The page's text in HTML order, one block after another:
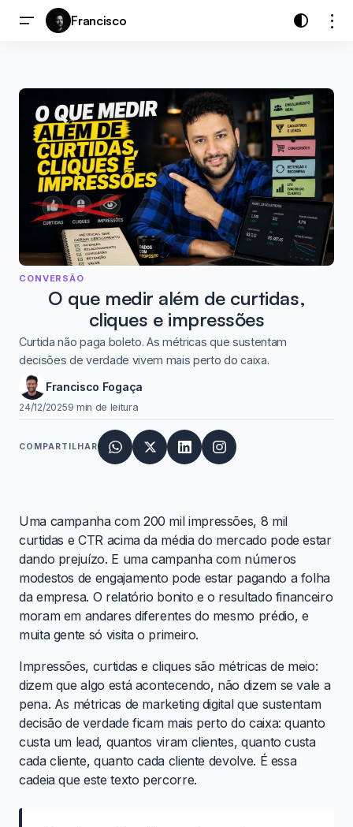
Francisco
CONVERSÃO
O que medir além de curtidas,
cliques e impressões
Curtida não paga boleto. As métricas que sustentam
decisões de verdade vivem mais perto do caixa.
Francisco Fogaça
24/12/20259 min de leitura
COMPARTILHAR
Uma campanha com 200 mil impressões, 8 mil
curtidas e CTR acima da média do mercado pode estar
dando prejuízo. E uma campanha com números
modestos de engajamento pode estar pagando a folha
da empresa. O relatório bonito e o resultado financeiro
moram em andares diferentes do mesmo prédio, e
muita gente só visita o primeiro.
Impressões, curtidas e cliques são métricas de meio:
dizem que algo está acontecendo, não dizem se vale a
pena. As métricas de marketing digital que sustentam
decisão de verdade ficam mais perto do caixa: quanto
custa um lead, quantos viram clientes, quanto custa
cada cliente, quanto cada cliente devolve. É essa
cadeia que este texto percorre.